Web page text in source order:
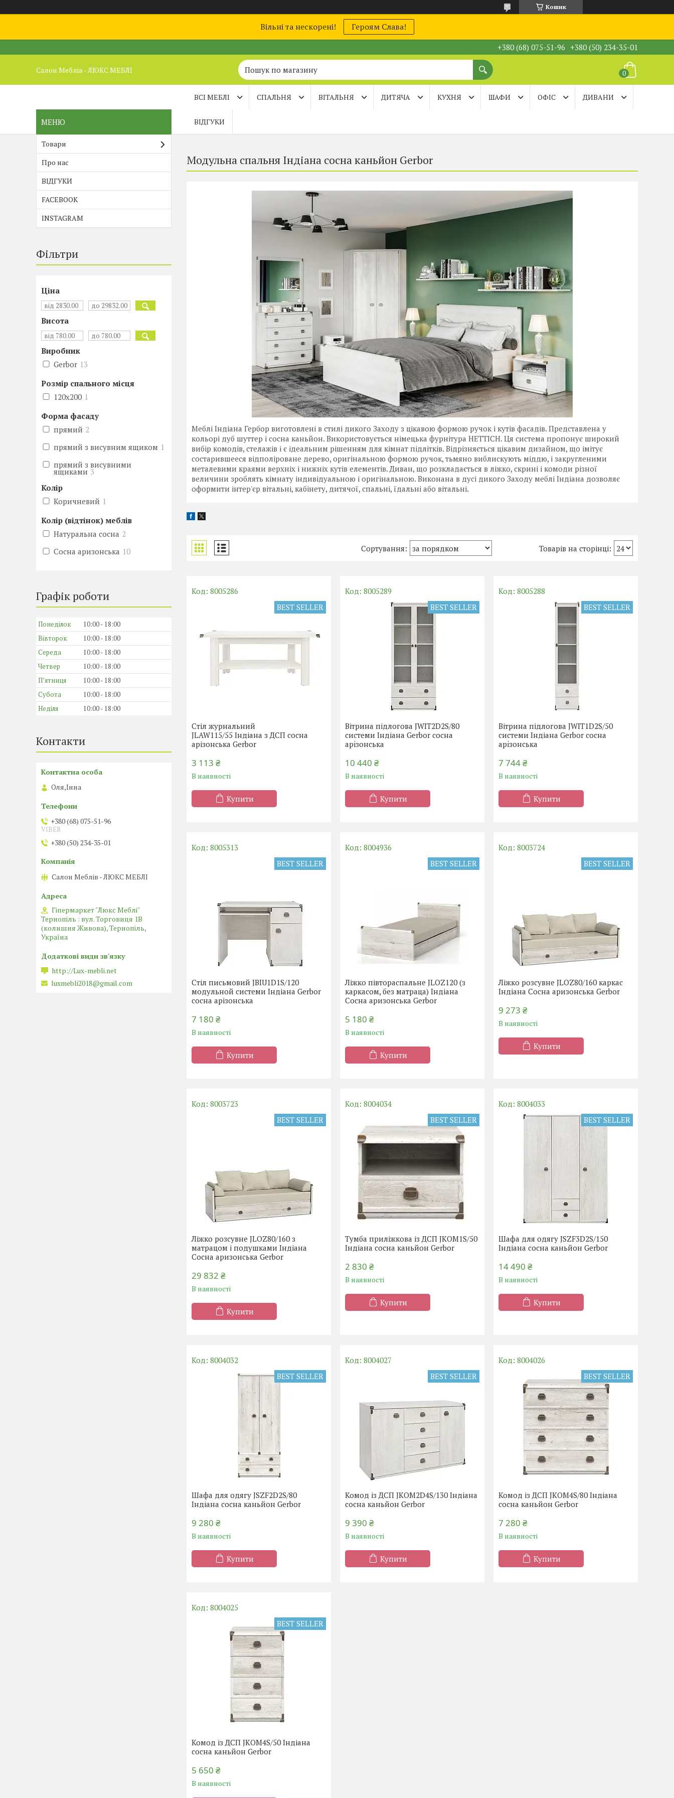
Кошик
Вільні та нескорені! Героям Слава!
+380 (68) 075-51-96 +380 (50) 234-35-01
Салон Меблів - ЛЮКС МЕБЛІ
ВСІ МЕБЛІ СПАЛЬНЯ ВІТАЛЬНЯ ДИТЯЧА КУХНЯ ШАФИ ОФІС ДИВАНИ
ВІДГУКИ
Модульна спальня Індіана сосна каньйон Gerbor
Меблі Індіана Гербор виготовлені в стилі дикого Заходу з цікавою формою ручок і кутів фасадів. Представлена у
кольорі дуб шуттер і сосна каньйон. Використовується німецька фурнітура HETTICH. Ця система пропонує широкий
вибір комодів, стелажів і є ідеальним рішенням для кімнат підлітків. Відрізняється цікавим дизайном, що імітує
состарившееся відполіроване дерево, оригінальною формою ручок, тьмяно виблискують міддю, і закругленими
металевими краями верхніх і нижніх кутів елементів. Диван, що розкладається в ліжко, скрині і комоди різної
величини зроблять кімнату індивідуальною і оригінальною. Виконана в дусі дикого Заходу меблі Індіана дозволяє
оформити інтер'єр вітальні, кабінету, дитячої, спальні, їдальні або вітальні.
8005286
BEST SELLER
Стіл журнальний
JLAW115/55 Індіана з ДСП сосна
арізонська Gerbor
3 113 ₴
В наявності
Купити
8005289
BEST SELLER
Вітрина підлогова JWIT2D2S/80
системи Індіана Gerbor сосна
арiзонська
10 440 ₴
В наявності
Купити
8005288
BEST SELLER
Вітрина підлогова JWIT1D2S/50
системи Індіана Gerbor сосна
арiзонська
7 744 ₴
В наявності
Купити
8005313
BEST SELLER
Стіл письмовий JBIU1D1S/120
модульной системи Індіана Gerbor
сосна арізонська
7 180 ₴
В наявності
Купити
8004936
BEST SELLER
Ліжко півтораспальне JLOZ120 (з
каркасом, без матраца) Індіана
Сосна аризонська Gerbor
5 180 ₴
В наявності
Купити
8003724
BEST SELLER
Ліжко розсувне JLOZ80/160 каркас
Індіана Сосна аризонська Gerbor
9 273 ₴
В наявності
Купити
8003723
BEST SELLER
Ліжко розсувне JLOZ80/160 з
матрацом і подушками Індіана
Сосна аризонська Gerbor
29 832 ₴
В наявності
Купити
8004034
BEST SELLER
Тумба приліжкова із ДСП JKOM1S/50
Індіана сосна каньйон Gerbor
2 830 ₴
В наявності
Купити
8004033
BEST SELLER
Шафа для одягу JSZF3D2S/150
Індіана сосна каньйон Gerbor
14 490 ₴
В наявності
Купити
8004032
BEST SELLER
Шафа для одягу JSZF2D2S/80
Індіана сосна каньйон Gerbor
9 280 ₴
В наявності
Купити
8004027
BEST SELLER
Комод із ДСП JKOM2D4S/130 Індіана
сосна каньйон Gerbor
9 390 ₴
В наявності
Купити
8004026
BEST SELLER
Комод із ДСП JKOM4S/80 Індіана
сосна каньйон Gerbor
7 280 ₴
В наявності
Купити
8004025
BEST SELLER
Комод із ДСП JKOM4S/50 Індіана
сосна каньйон Gerbor
5 650 ₴
В наявності
Товари
Про нас
ВІДГУКИ
FACEBOOK
INSTAGRAM
Фільтри
Ціна
Висота
Виробник
Gerbor 13
Розмір спального місця
120х200 1
Форма фасаду
прямий 2
прямий з висувним ящиком 1
прямий з висувними
ящиками 3
Колір
Коричневий 1
Колір (відтінок) меблів
Натуральна сосна 2
Сосна аризонська 10
Графік роботи
Понеділок 10:00
18:00
Вівторок
10:00
18:00
Середа
10:00
18:00
Четвер
10:00
18:00
Пʼятниця
10:00
18:00
Субота
10:00
18:00
Неділя
10:00 18:00
Контакти
Оля,Інна
+380 (68) 075-51-96
VIBER
+380 (50) 234-35-01
Салон Меблів - ЛЮКС МЕБЛІ
Гіпермаркет "Люкс Меблі"
Тернопіль : вул. Торговиця 1В
(колишня Живова), Тернопіль,
Україна
http://Lux-mebli.net
luxmebli2018@gmail.com